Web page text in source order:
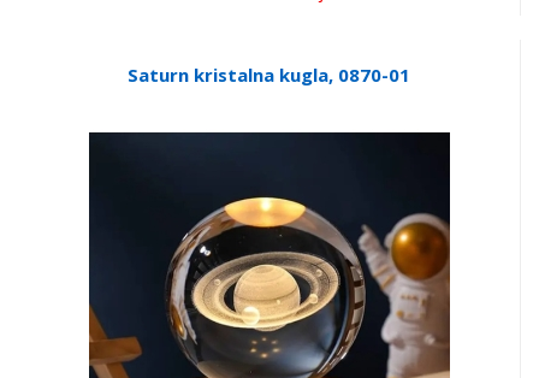
Saturn kristalna kugla, 0870-01